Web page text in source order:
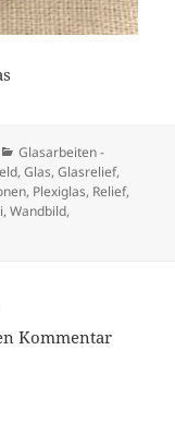
Kategorien
Glasarbeiten -
,Glas,Glasrelief,
, Plexiglas, Relief,
,Wandbild,
Kommentar